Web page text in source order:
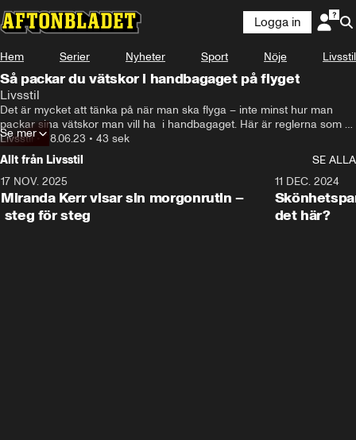
Logga in
Hem Serier Nyheter Sport Nöje Livsstil
Så packar du vätskor i handbagaget på flyget
Livsstil
Det är mycket att tänka på när man ska flyga – inte minst hur man
packar sina vätskor man vill ha  i handbagaget. Här är reglerna som
gäller inom EU.
Livsstil•28.06.23 • 43 sek
Se mer
Allt från Livsstil
SE ALLA
17 NOV. 2025
Miranda Kerr visar sin morgonrutin –
steg för steg
11 DEC. 2024
det här?